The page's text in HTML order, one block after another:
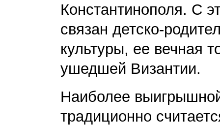
Константинополя. С
связан детско-
культуры, ее вечная
ушедшей Византии.
Наиболее
традиционно